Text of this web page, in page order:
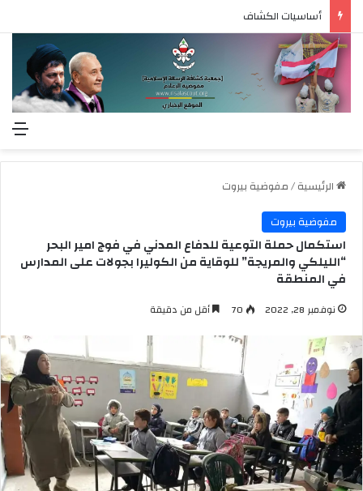
أساسيات الكشاف
الرئيسية/مفوضية بيروت
مفوضية بيروت
استكمال حملة التوعية للدفاع المدني في فوج امير البحر
“الليلكي والمريجة” للوقاية من الكوليرا بجولات على المدارس
في المنطقة
نوفمبر 28, 2022 70 أقل من دقيقة